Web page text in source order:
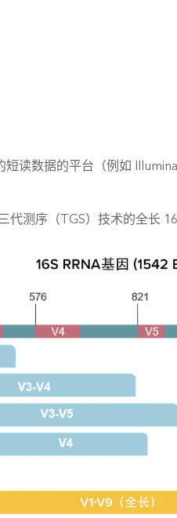
读数据的平台（例如
代测序（TGS）技术的全长